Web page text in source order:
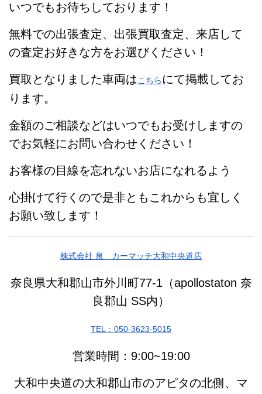
いつでもお待ちしております！
無料での出張査定、出張買取査定、来店して
の査定お好きな方をお選びください！
買取となりました車両はこちら にて掲載してお
ります。
金額のご相談などはいつでもお受けしますの
でお気軽にお問い合わせください！
お客様の目線を忘れないお店になれるよう
心掛けて行くので是非ともこれからも宜しく
お願い致します！
株式会社 泉 カーマッチ大和中央道店
奈良県大和郡山市外川町77-1（apollostaton 奈
良郡山 SS内）
TEL：050-3623-5015
営業時間：9:00~19:00
大和中央道の大和郡山市のアピタの北側、マ